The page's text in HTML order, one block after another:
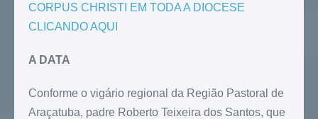
CORPUS CHRISTI EM TODA A DIOCESE
CLICANDO AQUI
A DATA
Conforme o vigário regional da Região Pastoral de
Araçatuba, padre Roberto Teixeira dos Santos, que